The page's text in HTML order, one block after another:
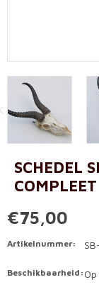
SCHEDEL
€75,00
Artikelnummer:
Beschikbaarheid: